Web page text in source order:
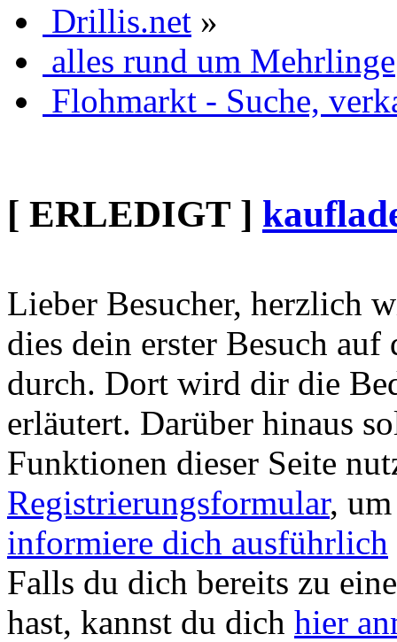
Drillis.net »
alles rund um Mehrlinge
Flohmarkt - Suche,
[ ERLEDIGT ]
Lieber Besucher, herzlich
dies dein erster Besuch
durch. Dort wird dir die
erläutert. Darüber hinaus
Funktionen dieser Seite
Registrierungsformular,
informiere dich ausführlich
Falls du dich bereits zu
hast, kannst du dich hier